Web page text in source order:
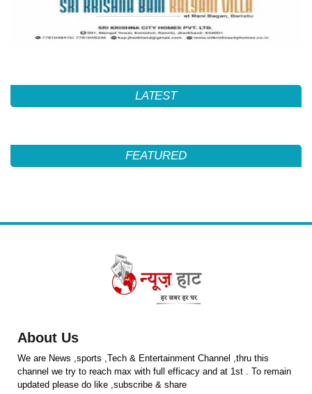
LATEST
FEATURED
About Us
We are News ,sports ,Tech & Entertainment Channel ,thru this
channel we try to reach max with full efficacy and at 1st . To remain
updated please do like ,subscribe & share